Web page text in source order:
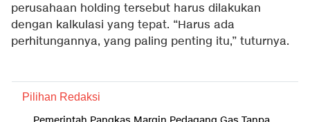
perusahaan holding tersebut harus dilakukan
dengan kalkulasi yang tepat. “Harus ada
perhitungannya, yang paling penting itu,” tuturnya.
Pilihan Redaksi